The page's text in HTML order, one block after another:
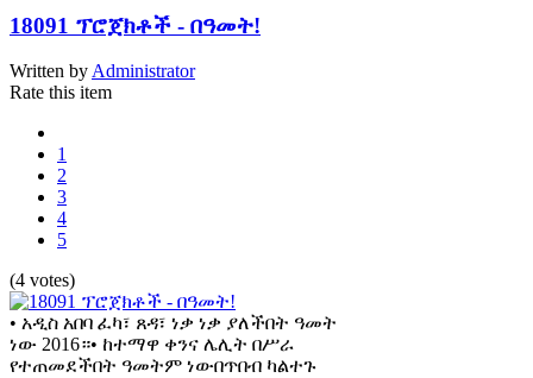
18091 ፕሮጀክቶች - በዓመት!
Written byAdministrator
Rate this item
1
2
3
4
5
(4 votes)
• አዲስ አበባ ፈካ፣ ጸዳ፣ ነቃ ነቃ ያለችበት ዓመት
ነው 2016።• ከተማዋ ቀንና ሌሊት በሥራ
የተጠመደችበት ዓመትም ነውበጥበብ ካልተጉ